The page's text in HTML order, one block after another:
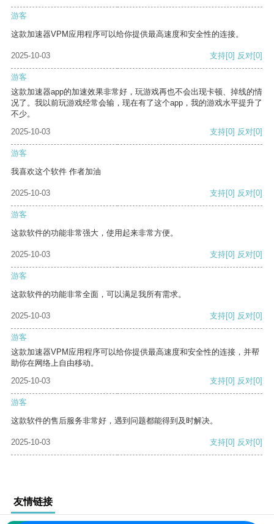
游客
这款加速器VPM应用程序可以给你提供最高速度和安全性的连接。
2025-10-03 支持[0] 反对[0]
游客
这款加速器app的加速效果非常好，玩游戏再也不会出现卡顿、掉线的情
况了。我以前玩游戏经常会输，现在有了这个app，我的游戏水平提升了
不少。
2025-10-03
支持[0] 反对[0]
游客
我喜欢这个软件 作者加油
2025-10-03 支持[0] 反对[0]
游客
这款软件的功能非常强大，使用起来非常方便。
2025-10-03 支持[0] 反对[0]
游客
这款软件的功能非常全面，可以满足我所有需求。
2025-10-03 支持[0] 反对[0]
游客
这款加速器VPM应用程序可以给你提供最高速度和安全性的连接，并帮
助你在网络上自由移动。
2025-10-03
支持[0] 反对[0]
游客
这款软件的售后服务非常好，遇到问题都能得到及时解决。
2025-10-03 支持[0] 反对[0]
友情链接